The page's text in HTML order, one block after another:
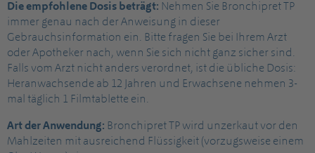
Die empfohlene Dosis beträgt: Nehmen Sie Bronchipret TP
immer genau nach der Anweisung in dieser
Gebrauchsinformation ein. Bitte fragen Sie bei Ihrem Arzt
oder Apotheker nach, wenn Sie sich nicht ganz sicher sind.
Falls vom Arzt nicht anders verordnet, ist die übliche Dosis:
Heranwachsende ab 12 Jahren und Erwachsene nehmen 3-
mal täglich 1 Filmtablette ein.
Art der Anwendung: Bronchipret TP wird unzerkaut vor den
Mahlzeiten mit ausreichend Flüssigkeit (vorzugsweise einem